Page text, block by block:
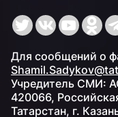
Для сообщений о
Учредитель СМИ:
420066,
Татарстан, г.